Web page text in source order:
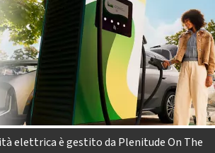
elettrica è gestito da Plenitude On The